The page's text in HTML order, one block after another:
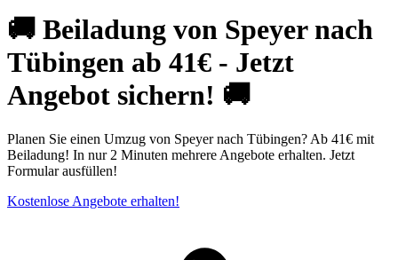
🚚 Beiladung von Speyer nach
Tübingen ab 41€ - Jetzt
Angebot sichern! 🚚
Planen Sie einen Umzug von Speyer nach Tübingen? Ab 41€ mit
Beiladung! In nur 2 Minuten mehrere Angebote erhalten. Jetzt
Formular ausfüllen!
Kostenlose Angebote erhalten!